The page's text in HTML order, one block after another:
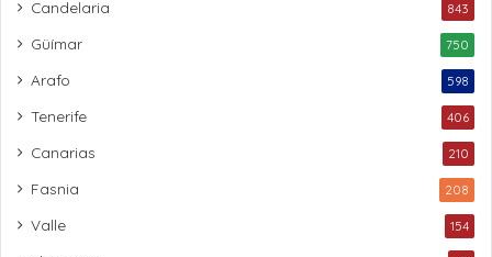
Candelaria 843
Güímar 750
Arafo 598
Tenerife 406
Canarias 210
Fasnia 208
Valle 154